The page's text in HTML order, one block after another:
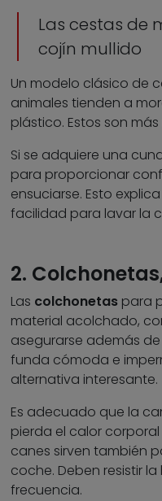
Las cestas de
cojín mullido
Un modelo clásico de
animales tienden a
plástico. Estos son
Si se adquiere una
para proporcionar
ensuciarse. Esto
facilidad para lavar la
2.
Las colchonetaspara
material acolchado,
asegurarse además
funda cómoda e
alternativa interesante.
Es adecuado que la
pierda el calor
canes sirven también
coche. Deben resistir
frecuencia.